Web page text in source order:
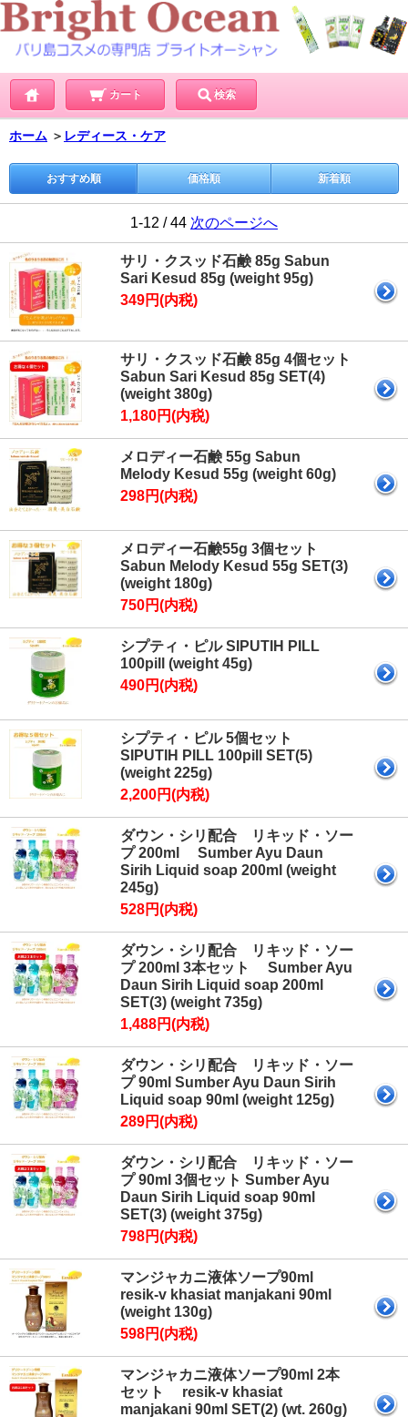
カート 検索
ホーム ＞ レディース・ケア
おすすめ順 価格順 新着順
1-12 / 44 次のページへ
サリ・クスッド石鹸 85g Sabun
Sari Kesud 85g (weight 95g)
349円(内税)
サリ・クスッド石鹸 85g 4個セット
Sabun Sari Kesud 85g SET(4)
(weight 380g)
1,180円(内税)
メロディー石鹸 55g Sabun
Melody Kesud 55g (weight 60g)
298円(内税)
メロディー石鹸55g 3個セット
Sabun Melody Kesud 55g SET(3)
(weight 180g)
750円(内税)
シプティ・ピル SIPUTIH PILL
100pill (weight 45g)
490円(内税)
シプティ・ピル 5個セット
SIPUTIH PILL 100pill SET(5)
(weight 225g)
2,200円(内税)
ダウン・シリ配合 リキッド・ソー
プ 200ml Sumber Ayu Daun
Sirih Liquid soap 200ml (weight
245g)
528円(内税)
ダウン・シリ配合 リキッド・ソー
プ 200ml 3本セット Sumber Ayu
Daun Sirih Liquid soap 200ml
SET(3) (weight 735g)
1,488円(内税)
ダウン・シリ配合 リキッド・ソー
プ 90ml Sumber Ayu Daun Sirih
Liquid soap 90ml (weight 125g)
289円(内税)
ダウン・シリ配合 リキッド・ソー
プ 90ml 3個セット Sumber Ayu
Daun Sirih Liquid soap 90ml
SET(3) (weight 375g)
798円(内税)
マンジャカニ液体ソープ90ml
resik-v khasiat manjakani 90ml
(weight 130g)
598円(内税)
マンジャカニ液体ソープ90ml 2本
セット resik-v khasiat
manjakani 90ml SET(2) (wt. 260g)